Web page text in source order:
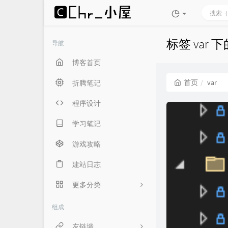
导航
博客首页
折腾笔记
程序设计
学习笔记
游戏攻略
建站日志
更多分类
言俞专用
组成
标签 var
首页 var